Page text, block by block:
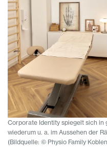
Corporate Identity spiegelt sich
wiederum u. a. im Aussehen der
(Bildquelle: © Physio Family